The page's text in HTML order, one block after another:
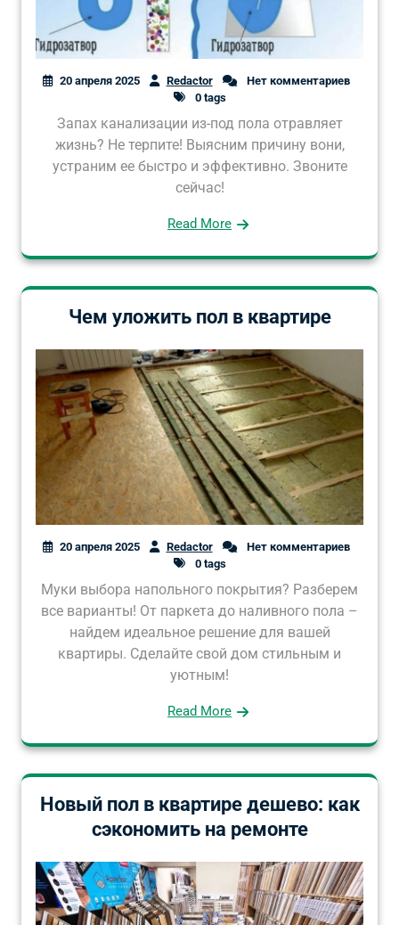
20 апреля 2025 Redactor
Нет комментариев
0 tags
Запах канализации из-под пола отравляет
жизнь? Не терпите! Выясним причину вони,
устраним ее быстро и эффективно. Звоните
сейчас!
Read More
Чем уложить пол в квартире
20 апреля 2025 Redactor
Нет комментариев
0 tags
Муки выбора напольного покрытия? Разберем
все варианты! От паркета до наливного пола –
найдем идеальное решение для вашей
квартиры. Сделайте свой дом стильным и
уютным!
Read More
Новый пол в квартире дешево: как
сэкономить на ремонте